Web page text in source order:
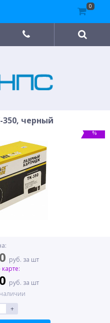
350, черный
%
руб. за шт
руб. за шт
+
0